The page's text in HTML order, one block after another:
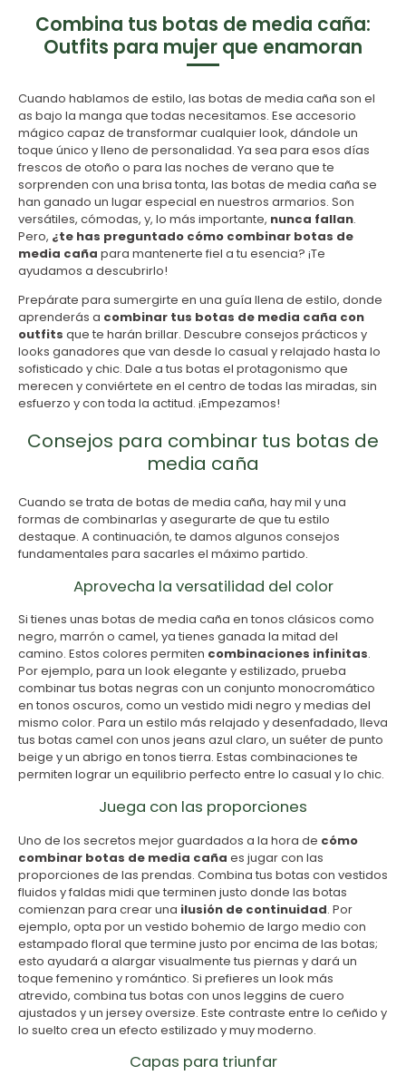
Combina tus botas de media caña:
Outfits para mujer que enamoran
Cuando hablamos de estilo, las botas de media caña son el
as bajo la manga que todas necesitamos. Ese accesorio
mágico capaz de transformar cualquier look, dándole un
toque único y lleno de personalidad. Ya sea para esos días
frescos de otoño o para las noches de verano que te
sorprenden con una brisa tonta, las botas de media caña se
han ganado un lugar especial en nuestros armarios. Son
versátiles, cómodas, y, lo más importante, nunca fallan.
Pero, ¿te has preguntado cómo combinar botas de
media caña para mantenerte fiel a tu esencia? ¡Te
ayudamos a descubrirlo!
Prepárate para sumergirte en una guía llena de estilo, donde
aprenderás a combinar tus botas de media caña con
outfits que te harán brillar. Descubre consejos prácticos y
looks ganadores que van desde lo casual y relajado hasta lo
sofisticado y chic. Dale a tus botas el protagonismo que
merecen y conviértete en el centro de todas las miradas, sin
esfuerzo y con toda la actitud. ¡Empezamos!
Consejos para combinar tus botas de
media caña
Cuando se trata de botas de media caña, hay mil y una
formas de combinarlas y asegurarte de que tu estilo
destaque. A continuación, te damos algunos consejos
fundamentales para sacarles el máximo partido.
Aprovecha la versatilidad del color
Si tienes unas botas de media caña en tonos clásicos como
negro, marrón o camel, ya tienes ganada la mitad del
camino. Estos colores permiten combinaciones infinitas.
Por ejemplo, para un look elegante y estilizado, prueba
combinar tus botas negras con un conjunto monocromático
en tonos oscuros, como un vestido midi negro y medias del
mismo color. Para un estilo más relajado y desenfadado, lleva
tus botas camel con unos jeans azul claro, un suéter de punto
beige y un abrigo en tonos tierra. Estas combinaciones te
permiten lograr un equilibrio perfecto entre lo casual y lo chic.
Juega con las proporciones
Uno de los secretos mejor guardados a la hora de cómo
combinar botas de media caña es jugar con las
proporciones de las prendas. Combina tus botas con vestidos
fluidos y faldas midi que terminen justo donde las botas
comienzan para crear una ilusión de continuidad. Por
ejemplo, opta por un vestido bohemio de largo medio con
estampado floral que termine justo por encima de las botas;
esto ayudará a alargar visualmente tus piernas y dará un
toque femenino y romántico. Si prefieres un look más
atrevido, combina tus botas con unos leggins de cuero
ajustados y un jersey oversize. Este contraste entre lo ceñido y
lo suelto crea un efecto estilizado y muy moderno.
Capas para triunfar